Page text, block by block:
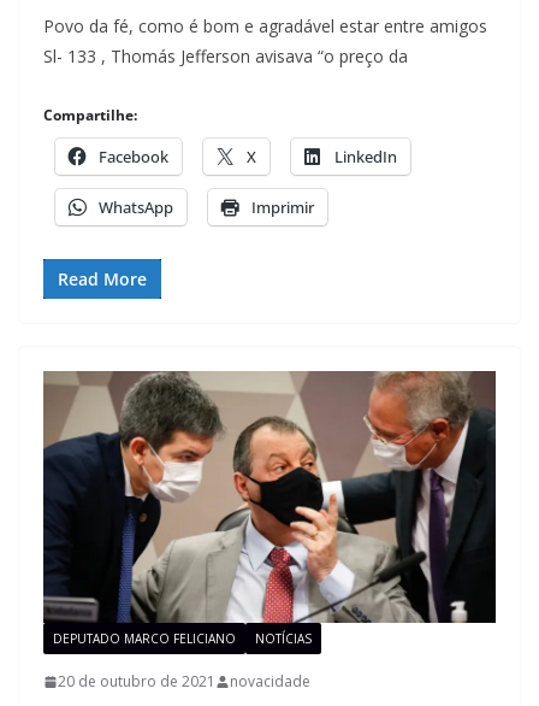
Povo da fé, como é bom e agradável estar entre amigos
Sl- 133 , Thomás Jefferson avisava “o preço da
Compartilhe:
Facebook X LinkedIn
WhatsApp Imprimir
Read More
DEPUTADO MARCO FELICIANO NOTÍCIAS
20 de outubro de 2021 novacidade